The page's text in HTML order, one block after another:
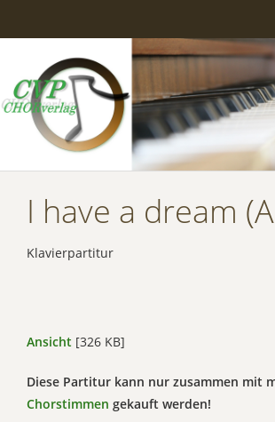
I have a dream
Klavierpartitur
Ansicht [326 KB]
Diese Partitur kann nur zusammen mit
Chorstimmen gekauft werden!